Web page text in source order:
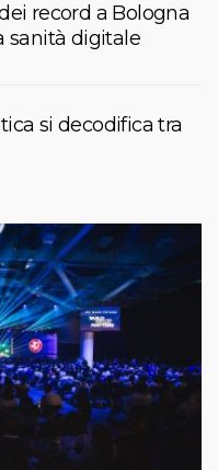
record a Bologna
sanità digitale
si decodifica tra